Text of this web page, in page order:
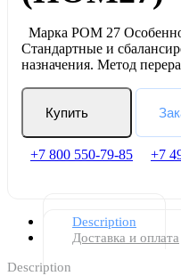
Марка POM 27
Стандартные и
назначения. Метод
Купить
+7 800 550-79-85 +7
Description
Доставка и оплата
Description